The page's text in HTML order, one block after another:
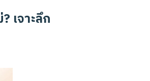
เจาะลึก